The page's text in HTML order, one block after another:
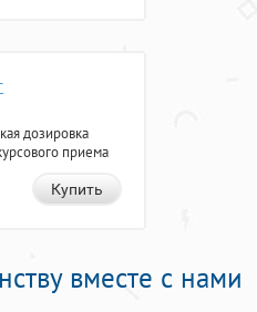
дозировка
приема
Купить
вместе с нами